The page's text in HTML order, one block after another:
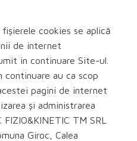
cookies se aplică
de internet
in continuare Site-ul.
au ca scop
pagini de internet
și administrarea
TM SRL
Giroc, Calea